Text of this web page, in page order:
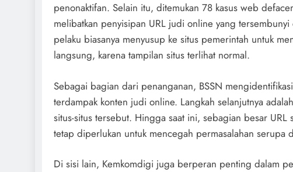
penonaktifan. Selain itu, ditemukan 78 kasus web
melibatkan penyisipan URL judi online yang
pelaku biasanya menyusup ke situs pemerintah untuk
langsung, karena tampilan situs terlihat normal.
Sebagai bagian dari penanganan, BSSN
terdampak konten judi online. Langkah selanjutnya
situs-situs tersebut. Hingga saat ini, sebagian besar
tetap diperlukan untuk mencegah permasalahan serupa
Di sisi lain, Kemkomdigi juga berperan penting dalam